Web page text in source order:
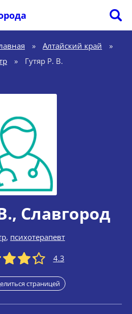
» Алтайский край
»
» Гутяр Р. В.
, Славгород
, психотерапевт
4.3
страницей